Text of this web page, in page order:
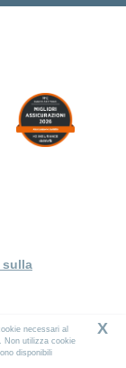
necessari al
Non utilizza cookie
disponibili
X
sulla